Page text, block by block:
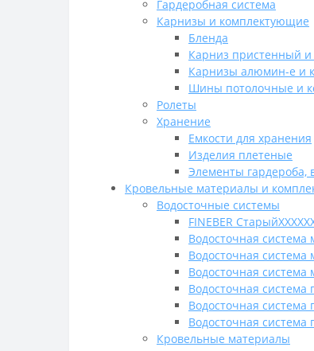
Гардеробная система
Карнизы и комплектующие
Бленда
Карниз пристенный
Карнизы алюмин-е и
Шины потолочные и
Ролеты
Хранение
Емкости для хранения
Изделия плетеные
Элементы гардероба,
Кровельные материалы и
Водосточные системы
FINEBER
Водосточная система
Водосточная система
Водосточная система
Водосточная система
Водосточная система
Водосточная система
Кровельные материалы